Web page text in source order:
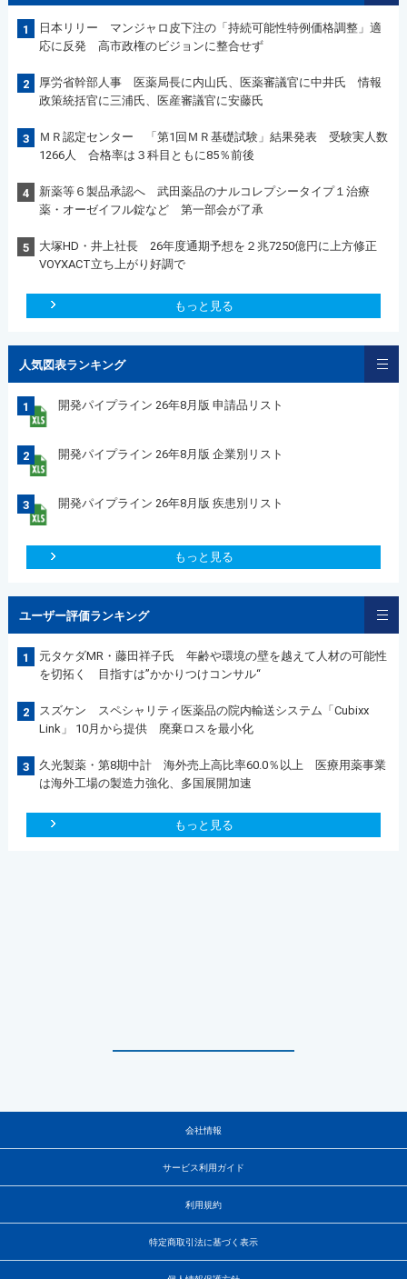
1
日本リリー マンジャロ皮下注の「持続可能性特例価格調整」適
応に反発 高市政権のビジョンに整合せず
2
厚労省幹部人事 医薬局長に内山氏、医薬審議官に中井氏 情報
政策統括官に三浦氏、医産審議官に安藤氏
3
ＭＲ認定センター 「第1回ＭＲ基礎試験」結果発表 受験実人数
1266人 合格率は３科目ともに85％前後
4
新薬等６製品承認へ 武田薬品のナルコレプシータイプ１治療
薬・オーゼイフル錠など 第一部会が了承
5
大塚HD・井上社長 26年度通期予想を２兆7250億円に上方修正
VOYXACT立ち上がり好調で
もっと見る
人気図表ランキング
1 開発パイプライン 26年8月版 申請品リスト
2 開発パイプライン 26年8月版 企業別リスト
3 開発パイプライン 26年8月版 疾患別リスト
もっと見る
ユーザー評価ランキング
1
元タケダMR・藤田祥子氏 年齢や環境の壁を越えて人材の可能性
を切拓く 目指すは”かかりつけコンサル“
2
スズケン スペシャリティ医薬品の院内輸送システム「Cubixx
Link」 10月から提供 廃棄ロスを最小化
3
久光製薬・第8期中計 海外売上高比率60.0％以上 医療用薬事業
は海外工場の製造力強化、多国展開加速
もっと見る
会社情報
サービス利用ガイド
利用規約
特定商取引法に基づく表示